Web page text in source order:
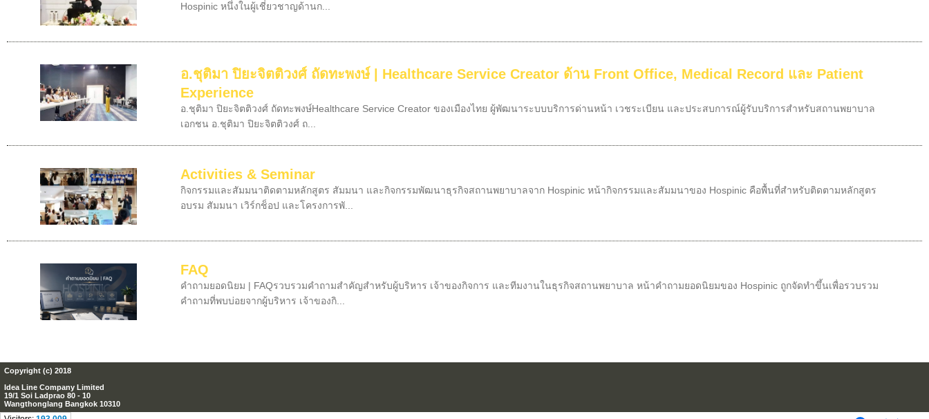
Hospinic หนึ่งในผู้เชี่ยวชาญด้านก...
อ.ชุติมา ปิยะจิตติวงศ์ ถัดทะพงษ์ | Healthcare Service Creator ด้าน Front Office, Medical Record และ Patient
Experience
อ.ชุติมา ปิยะจิตติวงศ์ ถัดทะพงษ์Healthcare Service Creator ของเมืองไทย ผู้พัฒนาระบบบริการด่านหน้า เวชระเบียน และประสบการณ์ผู้รับบริการสำหรับสถานพยาบาล
เอกชน อ.ชุติมา ปิยะจิตติวงศ์ ถ...
Activities & Seminar
กิจกรรมและสัมมนาติดตามหลักสูตร สัมมนา และกิจกรรมพัฒนาธุรกิจสถานพยาบาลจาก Hospinic หน้ากิจกรรมและสัมมนาของ Hospinic คือพื้นที่สำหรับติดตามหลักสูตร
อบรม สัมมนา เวิร์กช็อป และโครงการพั...
FAQ
คำถามยอดนิยม | FAQรวบรวมคำถามสำคัญสำหรับผู้บริหาร เจ้าของกิจการ และทีมงานในธุรกิจสถานพยาบาล หน้าคำถามยอดนิยมของ Hospinic ถูกจัดทำขึ้นเพื่อรวบรวม
คำถามที่พบบ่อยจากผู้บริหาร เจ้าของกิ...
Copyright (c) 2018
Idea Line Company Limited
19/1 Soi Ladprao 80 - 10
Wangthonglang Bangkok 10310